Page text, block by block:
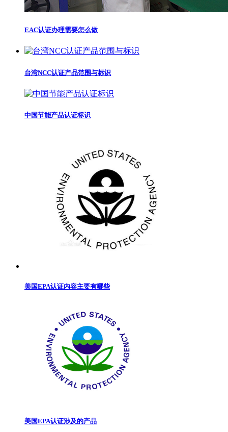
EAC认证办理需要怎么做
台湾NCC认证产品范围与标识
中国节能产品认证标识
美国EPA认证内容主要有哪些
美国EPA认证涉及的产品